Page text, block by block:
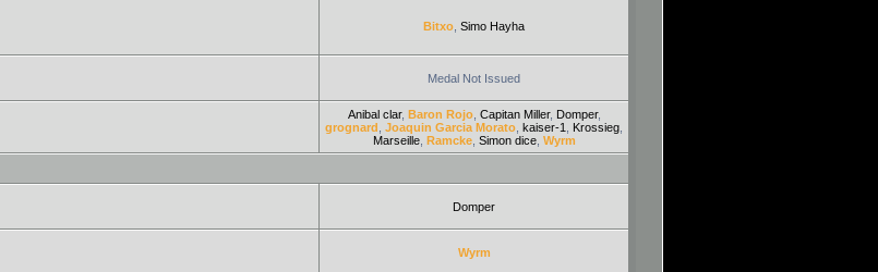
Bitxo Simo Hayha
Medal Not Issued
Anibal clar, Baron Rojo, Capitan Miller, Domper,
grognard Joaquin Garcia Morato kaiser-1 Krossieg
Marseille, Ramcke, Simon dice, Wyrm
Domper
Wyrm